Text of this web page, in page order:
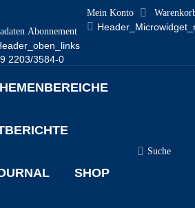
Abonnement
2203/3584-0
Mein Konto
SHOP
Suche